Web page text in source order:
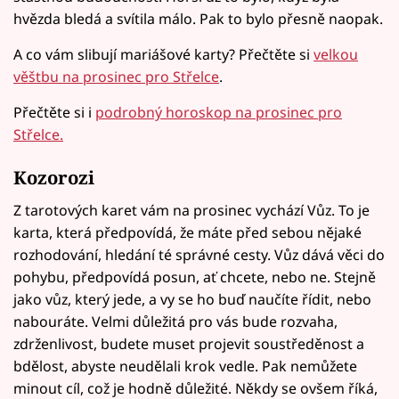
hvězda bledá a svítila málo. Pak to bylo přesně naopak.
A co vám slibují mariášové karty? Přečtěte si velkou
věštbu na prosinec pro Střelce.
Přečtěte si i podrobný horoskop na prosinec pro
Střelce.
Kozorozi
Z tarotových karet vám na prosinec vychází Vůz. To je
karta, která předpovídá, že máte před sebou nějaké
rozhodování, hledání té správné cesty. Vůz dává věci do
pohybu, předpovídá posun, ať chcete, nebo ne. Stejně
jako vůz, který jede, a vy se ho buď naučíte řídit, nebo
nabouráte. Velmi důležitá pro vás bude rozvaha,
zdrženlivost, budete muset projevit soustředěnost a
bdělost, abyste neudělali krok vedle. Pak nemůžete
minout cíl, což je hodně důležité. Někdy se ovšem říká,